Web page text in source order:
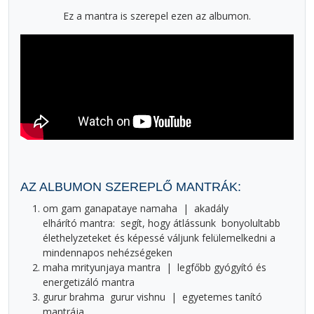
Ez a mantra is szerepel ezen az albumon.
AZ ALBUMON SZEREPLŐ MANTRÁK:
om gam ganapataye namaha | akadály
elhárító mantra: segít, hogy átlássunk bonyolultabb
élethelyzeteket és képessé váljunk felülemelkedni a
mindennapos nehézségeken
maha mrityunjaya mantra
| legfőbb gyógyító és
energetizáló mantra
gurur brahma gurur vishnu
| egyetemes tanító